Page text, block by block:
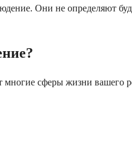
Они не определяют
многие сферы жизни вашего